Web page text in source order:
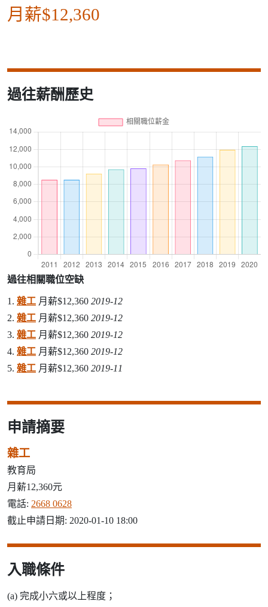
月薪$12,360
過往薪酬歷史
過往相關職位空缺
1. 雜工 月薪$12,360 2019-12
2. 雜工 月薪$12,360 2019-12
3. 雜工 月薪$12,360 2019-12
4. 雜工 月薪$12,360 2019-12
5. 雜工 月薪$12,360 2019-11
申請摘要
雜工
教育局
月薪12,360元
電話: 2668 0628
截止申請日期: 2020-01-10 18:00
入職條件
(a) 完成小六或以上程度；